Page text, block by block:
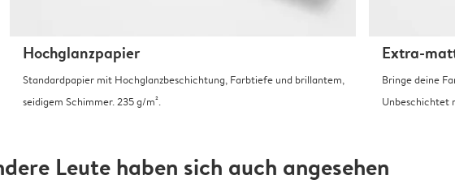
Hochglanzpapier
Standardpapier mit Hochglanzbeschichtung, Farbtiefe und brillantem,
seidigem Schimmer. 235 g/m².
Extra-
Bringe deine
Unbeschichtet
Leute haben sich auch angesehen